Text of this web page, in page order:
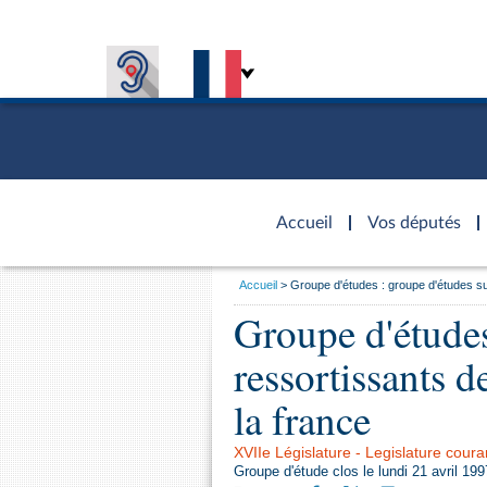
Accueil
d'accueil
Vos députés
VOS DÉPUTÉS
577
TRAVAUX PARLEMENTAIRES
Séance
Europe
Pétitions
Général
CONNAÎTRE L'ASSEMBLÉE
Rôle et
Fiches «
Services
DÉCOUVRIR LES LIEUX
Visiter
Visite
Assister
CONNEXION & INSCRIPTION
Vous
:
Accueil Groupe d'études : groupe d'études
Groupe
ressortissants
la france
XVIIe Législature - Legislature
Groupe d'étude clos le lundi 21 avril